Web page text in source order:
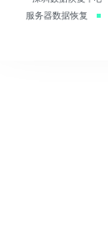
服务器数据恢复